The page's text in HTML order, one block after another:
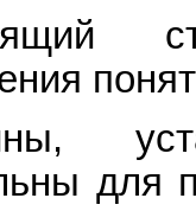
для